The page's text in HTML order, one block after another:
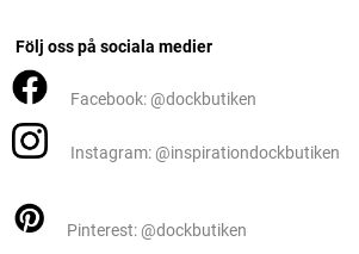
Följ oss på sociala medier
Facebook: @dockbutiken
Instagram: @inspirationdockbutiken
Pinterest: @dockbutiken